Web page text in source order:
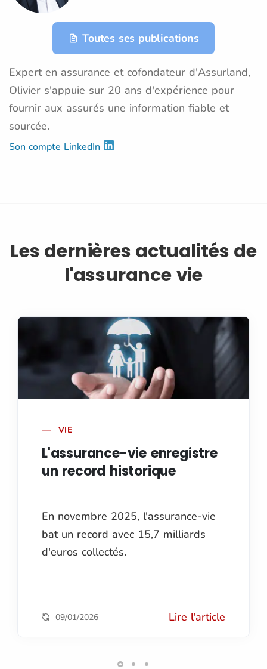
Toutes ses publications
Expert en assurance et cofondateur d'Assurland,
Olivier s'appuie sur 20 ans d'expérience pour
fournir aux assurés une information fiable et
sourcée.
Son compte LinkedIn
Les dernières actualités de
l'assurance vie
VIE
L'assurance-vie enregistre
un record historique
En novembre 2025, l'assurance-vie
bat un record avec 15,7 milliards
d'euros collectés.
09/01/2026 Lire l'article